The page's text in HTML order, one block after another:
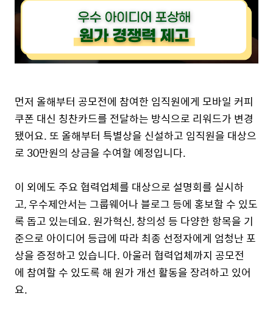
먼저 올해부터 공모전에 참여한 임직원에게 모바일 커피
쿠폰 대신 칭찬카드를 전달하는 방식으로 리워드가 변경
됐어요. 또 올해부터 특별상을 신설하고 임직원을 대상으
로 30만원의 상금을 수여할 예정입니다.
이 외에도 주요 협력업체를 대상으로 설명회를 실시하
고, 우수제안서는 그룹웨어나 블로그 등에 홍보할 수 있도
록 돕고 있는데요. 원가혁신, 창의성 등 다양한 항목을 기
준으로 아이디어 등급에 따라 최종 선정자에게 엄청난 포
상을 증정하고 있습니다. 아울러 협력업체까지 공모전
에 참여할 수 있도록 해 원가 개선 활동을 장려하고 있어
요.